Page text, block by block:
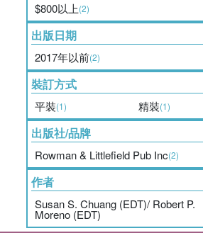
$800以上(2)
出版日期
2017年以前(2)
裝訂方式
平裝(1) 精裝(1)
出版社/品牌
Rowman & Littlefield Pub Inc(2)
作者
Susan S. Chuang (EDT)/ Robert P.
Moreno (EDT)